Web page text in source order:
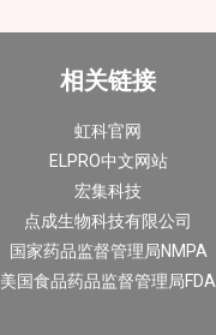
相关链接
虹科官网
ELPRO中文网站
宏集科技
点成生物科技有限公司
国家药品监督管理局NMPA
美国食品药品监督管理局FDA